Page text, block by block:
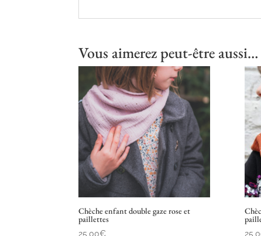
Vous aimerez peut-être aussi…
Chèche enfant double gaze rose et
paillettes
25,00€